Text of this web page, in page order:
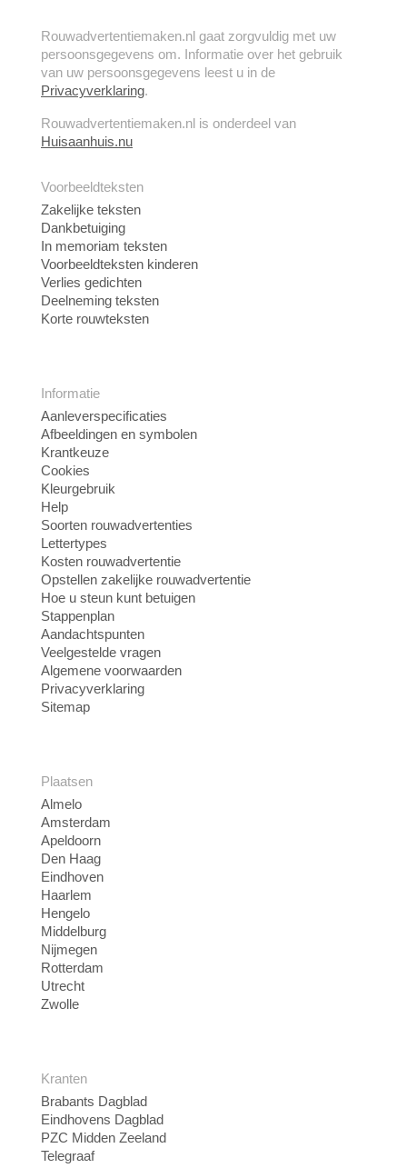
Rouwadvertentiemaken.nl gaat zorgvuldig met uw
persoonsgegevens om. Informatie over het gebruik
van uw persoonsgegevens leest u in de
Privacyverklaring.
Rouwadvertentiemaken.nl is onderdeel van
Huisaanhuis.nu
Voorbeeldteksten
Zakelijke teksten
Dankbetuiging
In memoriam teksten
Voorbeeldteksten kinderen
Verlies gedichten
Deelneming teksten
Korte rouwteksten
Informatie
Aanleverspecificaties
Afbeeldingen en symbolen
Krantkeuze
Cookies
Kleurgebruik
Help
Soorten rouwadvertenties
Lettertypes
Kosten rouwadvertentie
Opstellen zakelijke rouwadvertentie
Hoe u steun kunt betuigen
Stappenplan
Aandachtspunten
Veelgestelde vragen
Algemene voorwaarden
Privacyverklaring
Sitemap
Plaatsen
Almelo
Amsterdam
Apeldoorn
Den Haag
Eindhoven
Haarlem
Hengelo
Middelburg
Nijmegen
Rotterdam
Utrecht
Zwolle
Kranten
Brabants Dagblad
Eindhovens Dagblad
PZC Midden Zeeland
Telegraaf